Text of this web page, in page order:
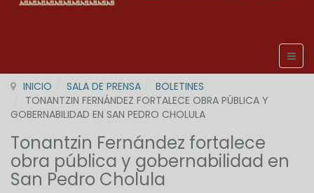
INICIO SALA DE PRENSA
BOLETINES
TONANTZIN FERNÁNDEZ FORTALECE OBRA PÚBLICA Y
GOBERNABILIDAD EN SAN PEDRO CHOLULA
Tonantzin Fernández fortalece
obra pública y gobernabilidad en
San Pedro Cholula